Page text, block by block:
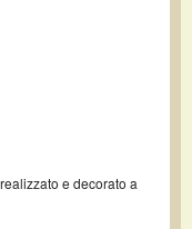
e decorato a